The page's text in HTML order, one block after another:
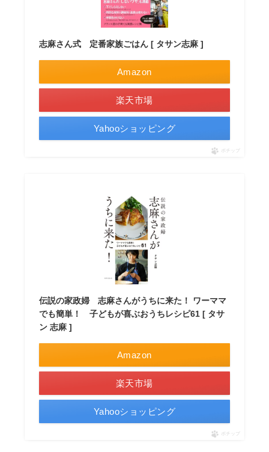
志麻さん式 定番家族ごはん [ タサン志麻 ]
Amazon
楽天市場
Yahooショッピング
ポチップ
伝説の家政婦 志麻さんがうちに来た！ ワーママ
でも簡単！ 子どもが喜ぶおうちレシピ61 [ タサ
ン 志麻 ]
Amazon
楽天市場
Yahooショッピング
ポチップ